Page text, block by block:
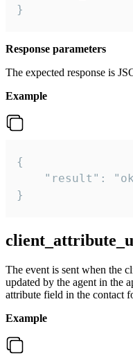
}
Response parameters
The expected response is
Example
{
"result":
}
The event is sent when the
updated by the agent in the
attribute field in the contact
Example